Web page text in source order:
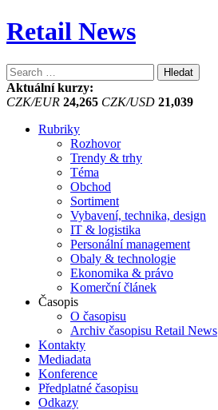
Retail News
Vyhledávání
Aktuální kurzy:
CZK/EUR 24,265 CZK/USD 21,039
Rubriky
Rozhovor
Trendy & trhy
Téma
Obchod
Sortiment
Vybavení, technika, design
IT & logistika
Personální management
Obaly & technologie
Ekonomika & právo
Komerční článek
Časopis
O časopisu
Archiv časopisu Retail News
Kontakty
Mediadata
Konference
Předplatné časopisu
Odkazy